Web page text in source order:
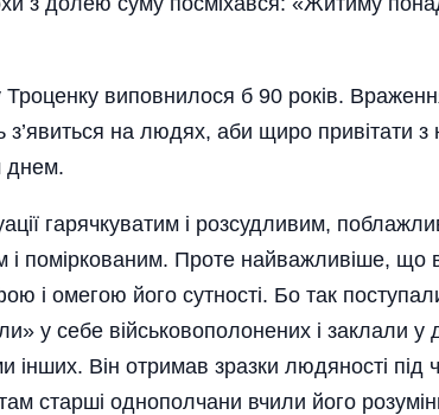
виповнилося б 90 років.
з’явиться на людях, аби щиро привітати з
днем.
гарячкуватим і розсудливим,
поміркованим. Проте найважливі­ше, що
омегою його сутності. Бо так поступали
у себе військовополонених і заклали у
інших. Він отримав зразки людяності під
старші однополчани вчили його